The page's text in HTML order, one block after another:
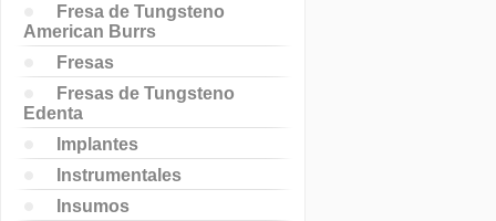
Fresa de Tungsteno
American Burrs
Fresas
Fresas de Tungsteno
Edenta
Implantes
Instrumentales
Insumos